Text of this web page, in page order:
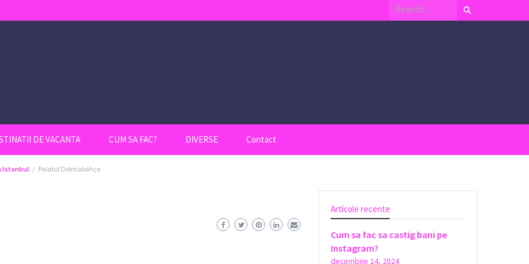
Search
for:
DE VACANTA CUM SA FAC? DIVERSE Contact
Istanbul Palatul Dolmabahçe
Articole recente
Cum sa fac sa castig bani pe
Instagram?
decembrie 14, 2024